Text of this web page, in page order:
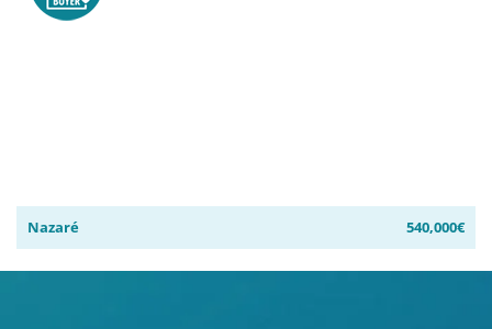
Nazaré 540,000€